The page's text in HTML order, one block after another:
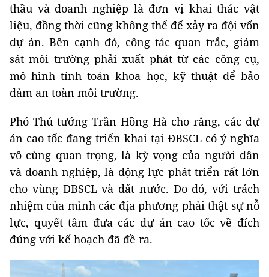
thầu và doanh nghiệp là đơn vị khai thác vật
liệu, đồng thời cũng không thể để xảy ra đội vốn
dự án. Bên cạnh đó, công tác quan trắc, giám
sát môi trường phải xuất phát từ các công cụ,
mô hình tính toán khoa học, kỹ thuật để bảo
đảm an toàn môi trường.
Phó Thủ tướng Trần Hồng Hà cho rằng, các dự
án cao tốc đang triển khai tại ĐBSCL có ý nghĩa
vô cùng quan trọng, là kỳ vọng của người dân
và doanh nghiệp, là động lực phát triển rất lớn
cho vùng ĐBSCL và đất nước. Do đó, với trách
nhiệm của mình các địa phương phải thật sự nỗ
lực, quyết tâm đưa các dự án cao tốc về đích
đúng với kế hoạch đã đề ra.